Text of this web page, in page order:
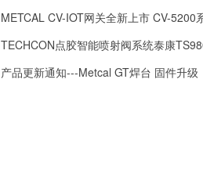
METCAL CV-IOT网关全新上市 CV-5200
TECHCON点胶智能喷射阀系统泰康
产品更新通知---Metcal GT焊台 固件升级